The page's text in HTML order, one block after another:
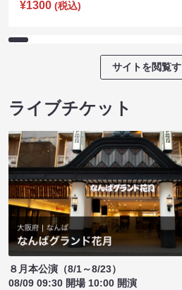
¥1300 (税込)
サイトを閲覧
ライブチケット
８月本公演（8/1～8/23）
08/09 09:30 開場 10:00 開演